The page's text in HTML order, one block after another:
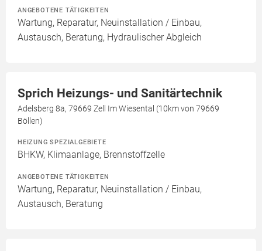
ANGEBOTENE TÄTIGKEITEN
Wartung, Reparatur, Neuinstallation / Einbau,
Austausch, Beratung, Hydraulischer Abgleich
Sprich Heizungs- und Sanitärtechnik
Adelsberg 8a, 79669 Zell Im Wiesental (10km von 79669
Böllen)
HEIZUNG SPEZIALGEBIETE
BHKW, Klimaanlage, Brennstoffzelle
ANGEBOTENE TÄTIGKEITEN
Wartung, Reparatur, Neuinstallation / Einbau,
Austausch, Beratung